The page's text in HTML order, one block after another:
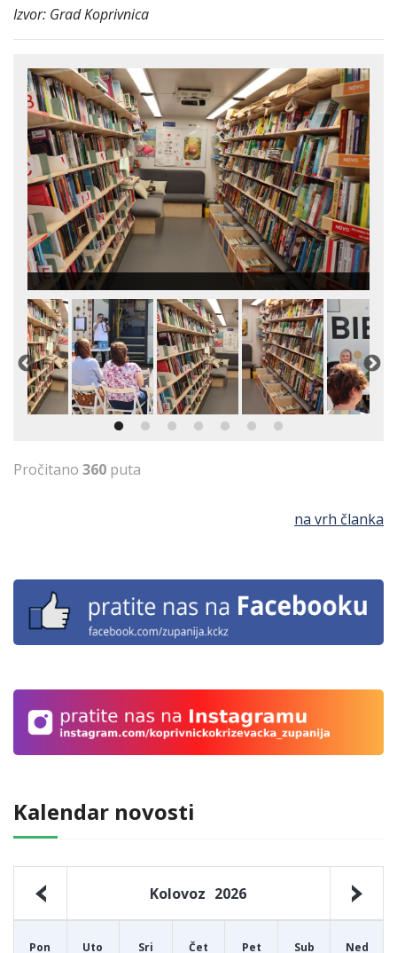
Kalendar novosti
Kolovoz 2026
Pon Uto Sri Čet Pet Sub Ned
Izvor: Grad Koprivnica
Pročitano 360 puta
na vrh članka